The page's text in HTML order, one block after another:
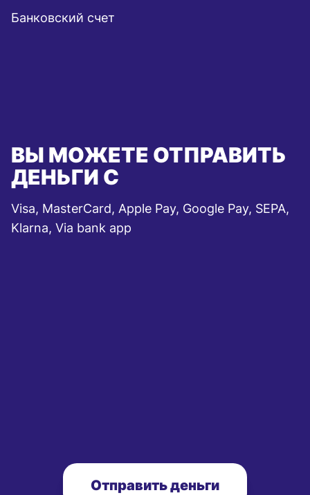
Банковский счет
ВЫ МОЖЕТЕ ОТПРАВИТЬ
ДЕНЬГИ С
Visa, MasterCard, Apple Pay, Google Pay, SEPA,
Klarna, Via bank app
Отправить деньги